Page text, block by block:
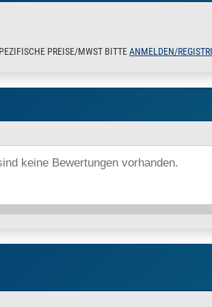
45° 135° gebohrt 12,2 mm
90° Winkel gebohrt 12 mm
90° Pfosten Geländer
12,2 mm
PREISE/MWST BITTEANMELDEN/
keine Bewertungen vorhanden.